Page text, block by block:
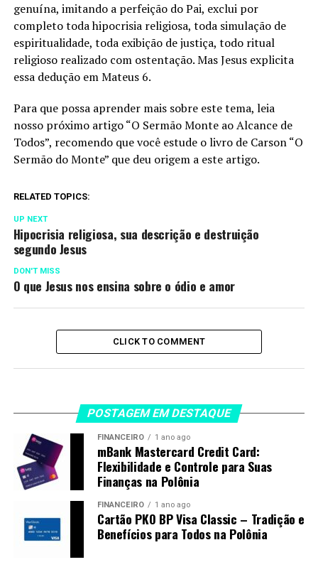
genuína, imitando a perfeição do Pai, exclui por
completo toda hipocrisia religiosa, toda simulação de
espiritualidade, toda exibição de justiça, todo ritual
religioso realizado com ostentação. Mas Jesus explicita
essa dedução em Mateus 6.
Para que possa aprender mais sobre este tema, leia
nosso próximo artigo “O Sermão Monte ao Alcance de
Todos”, recomendo que você estude o livro de Carson “O
Sermão do Monte” que deu origem a este artigo.
RELATED TOPICS:
UP NEXT
Hipocrisia religiosa, sua descrição e destruição
segundo Jesus
DON'T MISS
O que Jesus nos ensina sobre o ódio e amor
CLICK TO COMMENT
POSTAGEM EM DESTAQUE
FINANCEIRO 1 ano ago
mBank Mastercard Credit Card:
Flexibilidade e Controle para Suas
Finanças na Polônia
FINANCEIRO 1 ano ago
Cartão PKO BP Visa Classic – Tradição e
Benefícios para Todos na Polônia